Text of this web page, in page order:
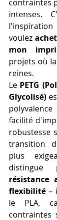
contraintes
intenses.
voulez
mon
projets où
reines.
Le PETG
Glycolisé)
facilité
robustesse
transition
plus
résistance
flexibilité –
le PLA,